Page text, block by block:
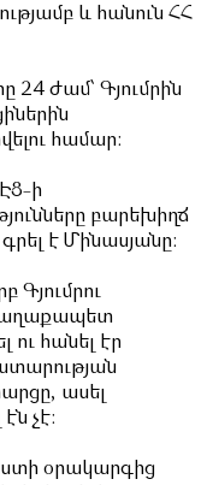
և հանուն ՀՀ
24 ժամ՝ Գյումրին
համար:
ի
բարեխիղճ
է Մինասյանը:
Գյումրու
հանել էր
ասել
չէ:
օրակարգից